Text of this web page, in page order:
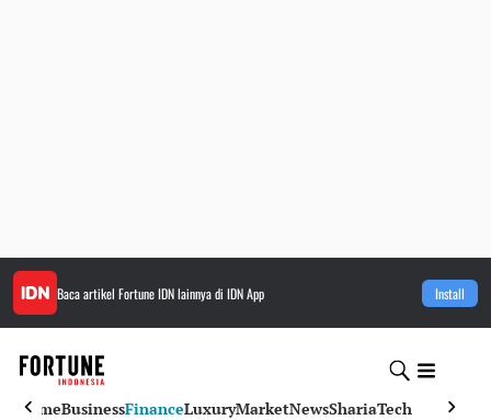
Baca artikel Fortune IDNlainnya di IDN App Install
HomeBusinessFinanceLuxuryMarketNewsShariaTech